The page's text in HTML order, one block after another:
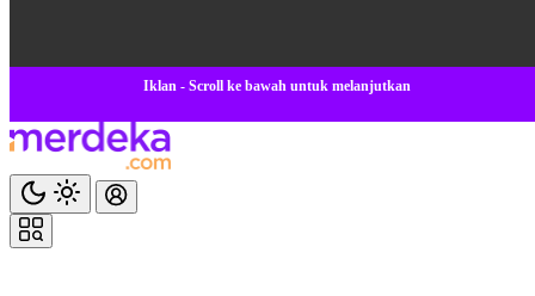
Iklan - Scroll ke bawah untuk melanjutkan